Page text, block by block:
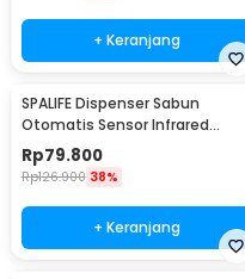
+ Keranjang
SPALIFE Dispenser Sabun
Otomatis Sensor Infrared
Stainless Steel 250ml - AD-03
Rp79.800
Rp126.900 38%
+ Keranjang